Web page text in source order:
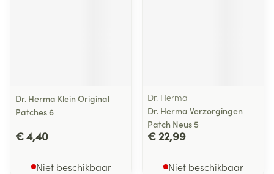
Dr. Herma Klein Original
Patches 6
€ 4,40
Niet beschikbaar
Dr. Herma
Dr. Herma Verzorgingen
Patch Neus 5
€ 22,99
Niet beschikbaar